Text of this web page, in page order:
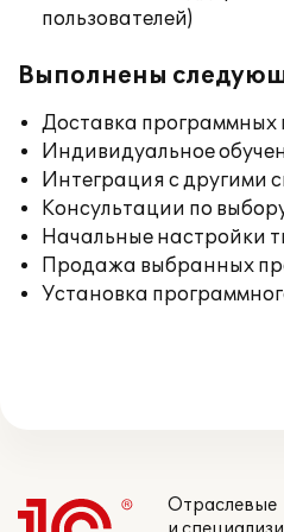
пользователей)
Выполнены
Доставка программных
Индивидуальное
Интеграция с другими
Консультации по
Начальные настройки
Продажа выбранных
Установка
Отраслевые